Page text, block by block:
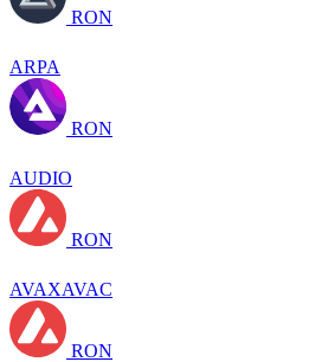
RON
ARPA
RON
AUDIO
RON
AVAXAVAC
RON